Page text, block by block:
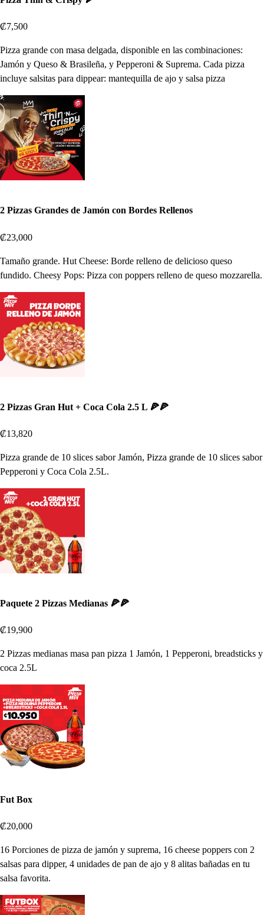
₡7,500
Pizza grande con masa delgada, disponible en las combinaciones:
Jamón y Queso & Brasileña, y Pepperoni & Suprema. Cada pizza
incluye salsitas para dippear: mantequilla de ajo y salsa pizza
2 Pizzas Grandes de Jamón con Bordes Rellenos
₡23,000
Tamaño grande. Hut Cheese: Borde relleno de delicioso queso
fundido. Cheesy Pops: Pizza con poppers relleno de queso mozzarella.
2 Pizzas Gran Hut + Coca Cola 2.5 L 🍕🍕
₡13,820
Pizza grande de 10 slices sabor Jamón, Pizza grande de 10 slices sabor
Pepperoni y Coca Cola 2.5L.
Paquete 2 Pizzas Medianas 🍕🍕
₡19,900
2 Pizzas medianas masa pan pizza 1 Jamón, 1 Pepperoni, breadsticks y
coca 2.5L
Fut Box
₡20,000
16 Porciones de pizza de jamón y suprema, 16 cheese poppers con 2
salsas para dipper, 4 unidades de pan de ajo y 8 alitas bañadas en tu
salsa favorita.